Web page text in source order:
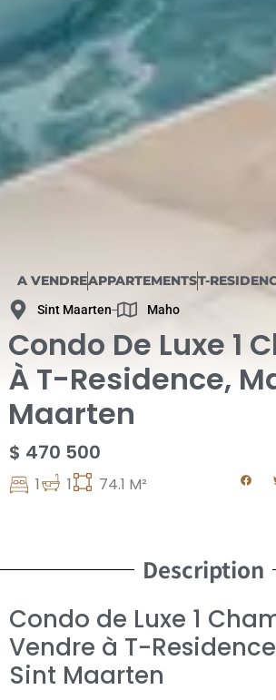
1 1 74.1 M²
$ 470 500
Condo De Luxe 1
À T-Residence,
Maarten
Sint Maarten Maho
A VENDREAPPARTEMENTST-
Description
Condo de Luxe 1
Vendre à T-
Sint Maarten